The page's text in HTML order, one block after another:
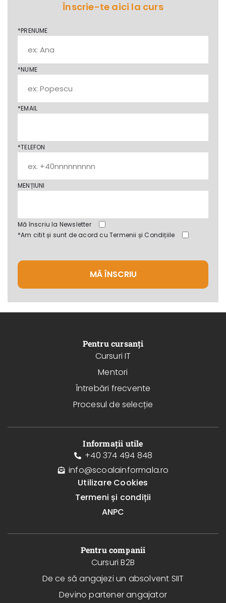
Înscrie-te aici la curs
*PRENUME
*NUME
*EMAIL
*TELEFON
MENȚIUNI
Mă înscriu la Newsletter
*Am citit și sunt de acord cu Termenii și Condițiile
MÂ ÎNSCRIU
Pentru cursanți
Cursuri IT
Mentori
Întrebări frecvente
Procesul de selecție
Informații utile
+40 374 494 848
info@scoalainformala.ro
Utilizare Cookies
Termeni și condiții
ANPC
Pentru companii
Cursuri B2B
De ce să angajezi un absolvent SIIT
Devino partener angajator